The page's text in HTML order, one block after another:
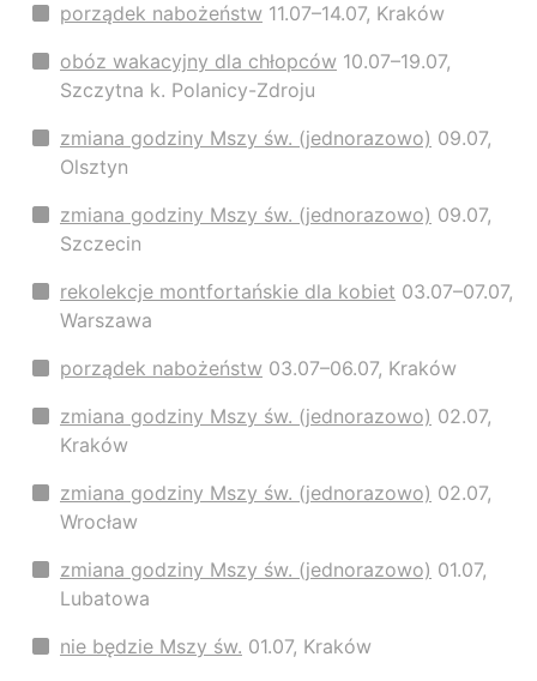
porządek nabożeństw 11.07–14.07, Kraków
obóz wakacyjny dla chłopców 10.07–19.07,
Szczytna k. Polanicy-Zdroju
zmiana godziny Mszy św. (jednorazowo) 09.07,
Olsztyn
zmiana godziny Mszy św. (jednorazowo) 09.07,
Szczecin
rekolekcje montfortańskie dla kobiet 03.07–07.07,
Warszawa
porządek nabożeństw 03.07–06.07, Kraków
zmiana godziny Mszy św. (jednorazowo) 02.07,
Kraków
zmiana godziny Mszy św. (jednorazowo) 02.07,
Wrocław
zmiana godziny Mszy św. (jednorazowo) 01.07,
Lubatowa
nie będzie Mszy św. 01.07, Kraków